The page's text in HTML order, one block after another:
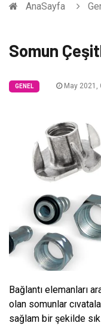
AnaSayfa
Somun
GENEL May 2021,
Bağlantı elemanları
olan somunlar
sağlam bir şekilde